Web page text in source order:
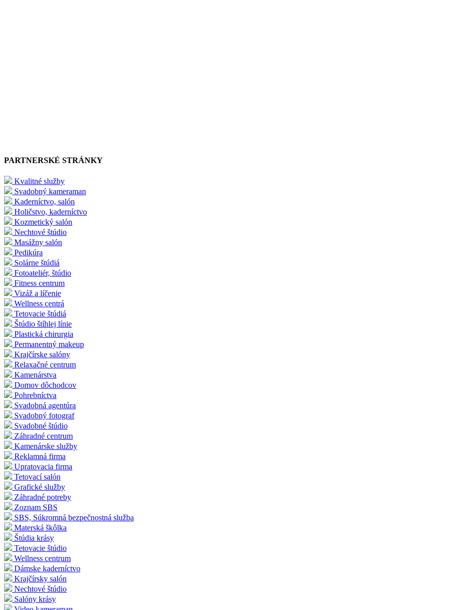
PARTNERSKÉ STRÁNKY
Kvalitné služby
Svadobný kameraman
Kaderníctvo, salón
Holičstvo, kaderníctvo
Kozmetický salón
Nechtové štúdio
Masážny salón
Pedikúra
Solárne štúdiá
Fotoateliér, štúdio
Fitness centrum
Vizáž a líčenie
Wellness centrá
Tetovacie štúdiá
Štúdio štíhlej línie
Plastická chirurgia
Permanentný makeup
Krajčírske salóny
Relaxačné centrum
Kamenárstva
Domov dôchodcov
Pohrebníctva
Svadobná agentúra
Svadobný fotograf
Svadobné štúdio
Záhradné centrum
Kamenárske služby
Reklamná firma
Upratovacia firma
Tetovací salón
Grafické služby
Záhradné potreby
Zoznam SBS
SBS, Súkromná bezpečnostná služba
Materská škôlka
Štúdia krásy
Tetovacie štúdio
Wellness centrum
Dámske kaderníctvo
Krajčírsky salón
Nechtové štúdio
Salóny krásy